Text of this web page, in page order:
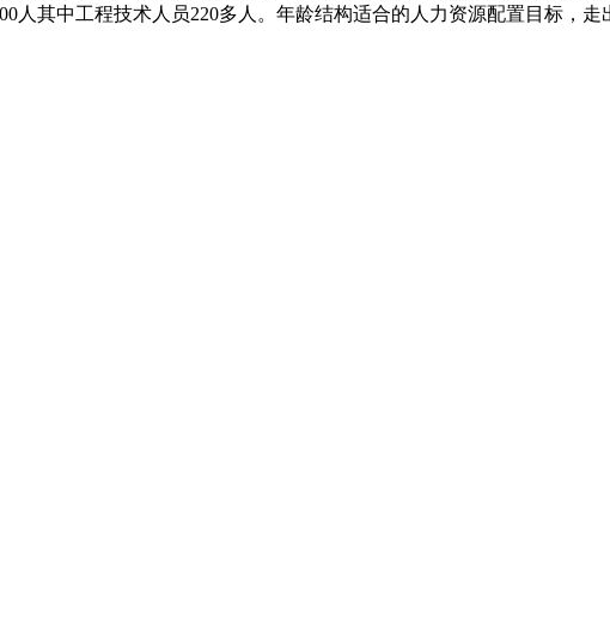
人其中工程技术人员220多人。年龄结构适合的人力资源配置目标，